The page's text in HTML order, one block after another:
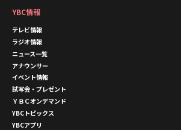
YBC情報
テレビ情報
ラジオ情報
ニュース一覧
アナウンサー
イベント情報
試写会・プレゼント
ＹＢＣオンデマンド
YBCトピックス
YBCアプリ